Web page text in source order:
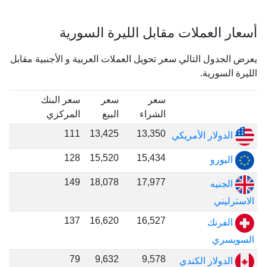
أسعار العملات مقابل الليرة السورية
يعرض الجدول التالي سعر تحويل العملات العربية و الأجنبية مقابل
الليرة السورية.
سعر
الشراء
سعر
البيع
سعر البنك
المركزي
الدولار الأمريكي 13,350
13,425
111
اليورو 15,434
15,520
128
الجنيه
الاسترليني
17,977
18,078
149
الفرنك
السويسري
16,527
16,620
137
الدولار الكندي 9,578
9,632
79